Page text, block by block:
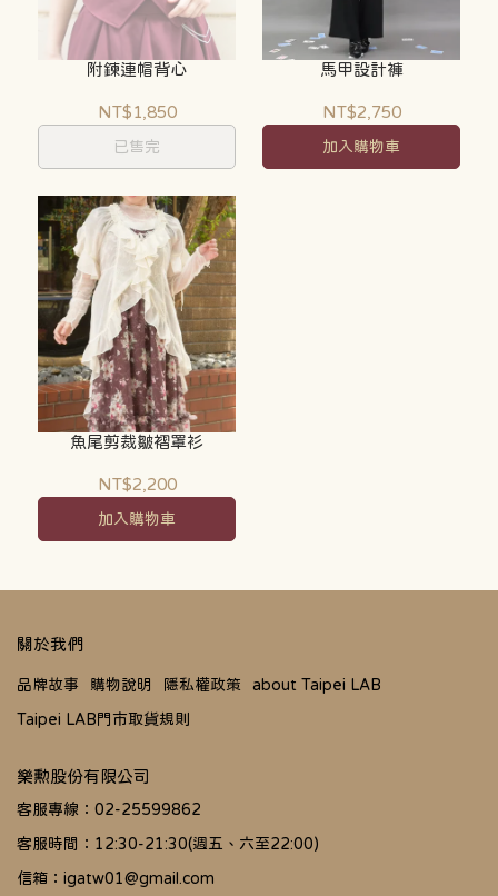
附鍊連帽背心
NT$1,850
已售完
馬甲設計褲
NT$2,750
加入購物車
魚尾剪裁皺褶罩衫
NT$2,200
加入購物車
關於我們
品牌故事 購物說明 隱私權政策
about Taipei LAB
Taipei LAB門市取貨規則
樂勲股份有限公司
客服專線：02-25599862
客服時間：12:30-21:30(週五、六至22:00)
信箱：igatw01@gmail.com